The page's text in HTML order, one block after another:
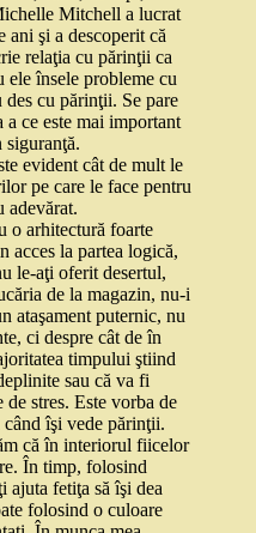
Mitchell a lucrat
ani şi a descoperit că
relaţia cu părinţii ca
ele însele probleme cu
des cu părinţii. Se pare
a ce este mai important
evident cât de mult le
pe care le face pentru
adevărat.
o arhitectură foarte
acces la partea logică,
le‑aţi oferit desertul,
de la magazin, nu‑i
ataşament puternic, nu
ci despre cât de în
timpului ştiind
sau că va fi
stres. Este vorba de
îşi vede părinţii.
că în interiorul fiicelor
În timp, folosind
ajuta fetiţa să îşi dea
folosind o culoare